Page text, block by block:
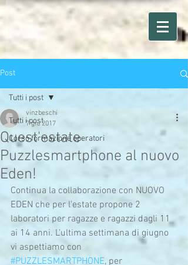
Post
Tutti i post
Corso formazione operatori
Tutti i post
Quest'estate
Puzzlesmartphone al nuovo
Eden!
vinzbeschi
7 giu 2017
Continua la collaborazione con NUOVO
EDEN che per l'estate propone 2
laboratori per ragazze e ragazzi dagli 11
ai 14 anni. L'ultima settimana di giugno
vi aspettiamo con
#PUZZLESMARTPHONE, per